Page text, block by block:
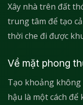
Xây nhà trên đất
trung tâm để tạo
thời che đi được
Về mặt phong
Tạo khoảng
hậu là một cách